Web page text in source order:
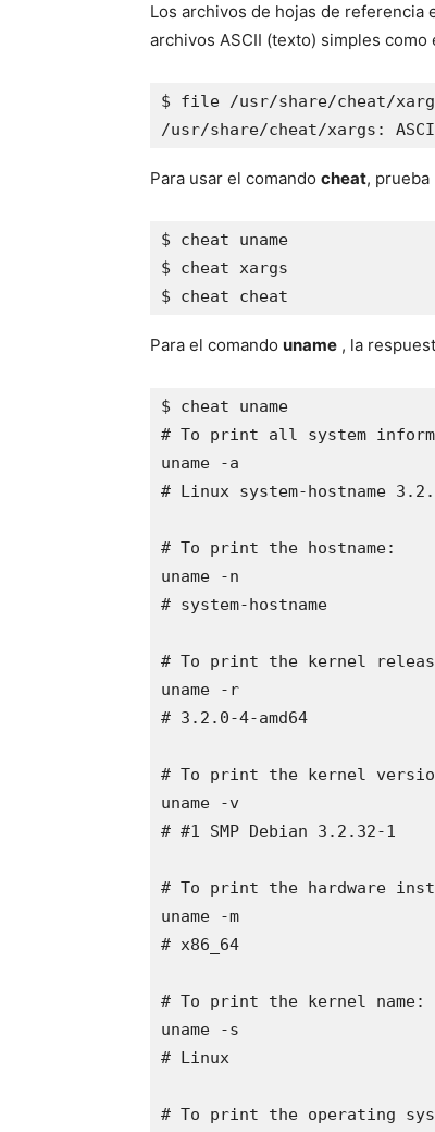
Los archivos de hojas de referencia
archivos ASCII (texto) simples como
$ file /usr/share/cheat/
/usr/share/cheat/xargs:
Para usar el comando cheat, prueba
$ cheat uname
$ cheat xargs
$ cheat cheat
Para el comando uname , la
$ cheat uname
# To print all system
uname -a
# Linux system-hostname
# To print the hostname:
uname -n
# system-hostname
# To print the kernel
uname -r
# 3.2.0-4-amd64
# To print the kernel
uname -v
# #1 SMP Debian 3.2.32-1
# To print the hardware
uname -m
# x86_64
# To print the kernel name:
uname -s
# Linux
# To print the operating